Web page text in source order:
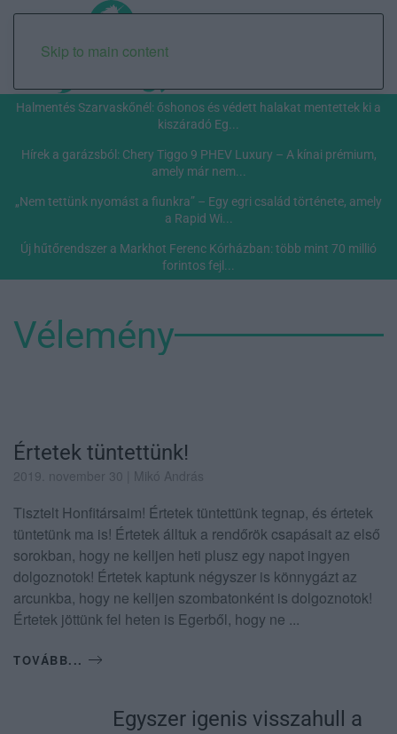
Skip to main content
Halmentés Szarvaskőnél: őshonos és védett halakat mentettek ki a
kiszáradó Eg...
Hírek a garázsból: Chery Tiggo 9 PHEV Luxury – A kínai prémium,
amely már nem...
„Nem tettünk nyomást a fiunkra” – Egy egri család története, amely
a Rapid Wi...
Új hűtőrendszer a Markhot Ferenc Kórházban: több mint 70 millió
forintos fejl...
Vélemény
Értetek tüntettünk!
2019. november 30 | Mikó András
Tisztelt Honfitársaim! Értetek tüntettünk tegnap, és értetek
tüntetünk ma is! Értetek álltuk a rendőrök csapásait az első
sorokban, hogy ne kelljen heti plusz egy napot ingyen
dolgoznotok! Értetek kaptunk négyszer is könnygázt az
arcunkba, hogy ne kelljen szombatonként is dolgoznotok!
Értetek jöttünk fel heten is Egerből, hogy ne ...
TOVÁBB...
Egyszer igenis visszahull a